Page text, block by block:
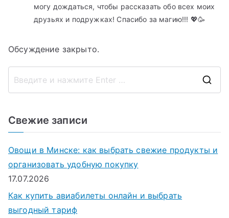
могу дождаться, чтобы рассказать обо всех моих
друзьях и подружках! Спасибо за магию!!! 💖🥳
Обсуждение закрыто.
Свежие записи
Овощи в Минске: как выбрать свежие продукты и
организовать удобную покупку
17.07.2026
Как купить авиабилеты онлайн и выбрать
выгодный тариф